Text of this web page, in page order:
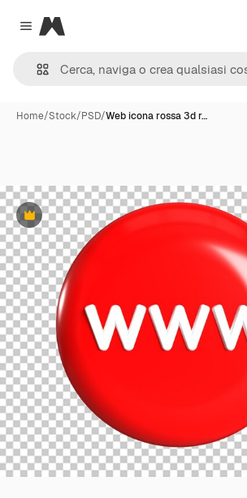
Close menu
Magnific
Home/Stock/PSD/Web icona rossa 3d r…
Premium